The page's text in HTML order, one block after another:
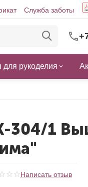
Служба заботы
рукоделия
304/1
Написать отзыв